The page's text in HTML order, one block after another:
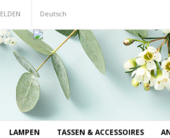
Deutsch
LAMPEN TASSEN & ACCESSOIRES